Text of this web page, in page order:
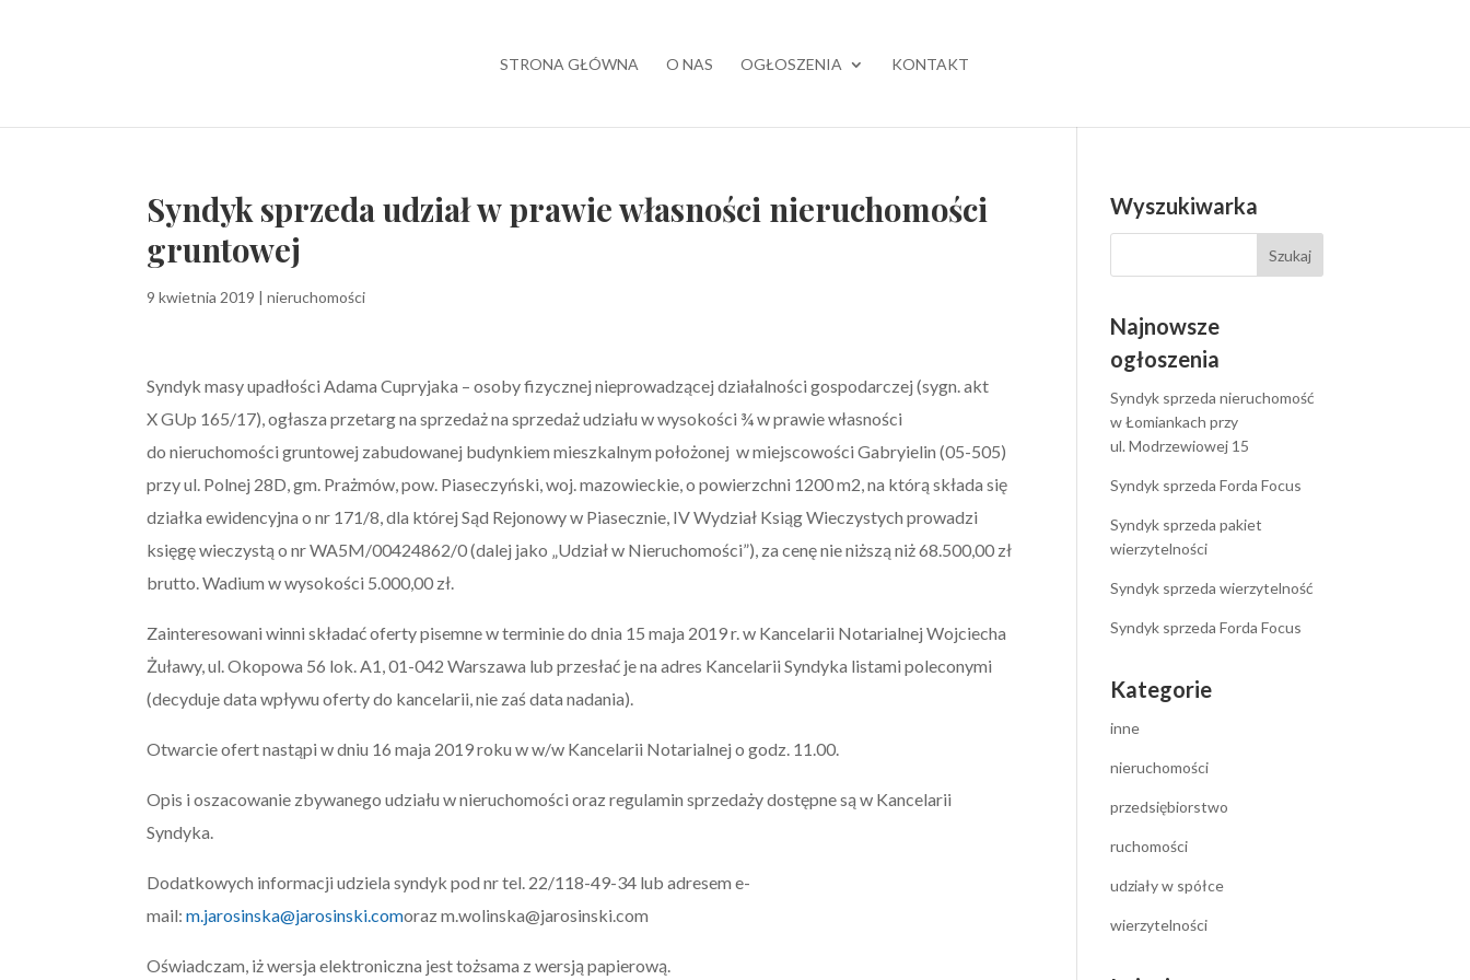
STRONA GŁÓWNA O NAS OGŁOSZENIA KONTAKT
Syndyk sprzeda udział w prawie własności nieruchomości
gruntowej
9 kwietnia 2019 |nieruchomości
Syndyk masy upadłości Adama Cupryjaka – osoby fizycznej nieprowadzącej działalności gospodarczej (sygn. akt
X GUp 165/17), ogłasza przetarg na sprzedaż na sprzedaż udziału w wysokości ¾ w prawie własności
do nieruchomości gruntowej zabudowanej budynkiem mieszkalnym położonej w miejscowości Gabryielin (05-505)
przy ul. Polnej 28D, gm. Prażmów, pow. Piaseczyński, woj. mazowieckie, o powierzchni 1200 m2, na którą składa się
działka ewidencyjna o nr 171/8, dla której Sąd Rejonowy w Piasecznie, IV Wydział Ksiąg Wieczystych prowadzi
księgę wieczystą o nr WA5M/00424862/0 (dalej jako „Udział w Nieruchomości”), za cenę nie niższą niż 68.500,00 zł
brutto. Wadium w wysokości 5.000,00 zł.
Zainteresowani winni składać oferty pisemne w terminie do dnia 15 maja 2019 r. w Kancelarii Notarialnej Wojciecha
Żuławy, ul. Okopowa 56 lok. A1, 01-042 Warszawa lub przesłać je na adres Kancelarii Syndyka listami poleconymi
(decyduje data wpływu oferty do kancelarii, nie zaś data nadania).
Otwarcie ofert nastąpi w dniu 16 maja 2019 roku w w/w Kancelarii Notarialnej o godz. 11.00.
Opis i oszacowanie zbywanego udziału w nieruchomości oraz regulamin sprzedaży dostępne są w Kancelarii
Syndyka.
Dodatkowych informacji udziela syndyk pod nr tel. 22/118-49-34 lub adresem e-
mail:m.jarosinska@jarosinski.comorazm.wolinska@jarosinski.com
Oświadczam, iż wersja elektroniczna jest tożsama z wersją papierową.
Wyszukiwarka
Najnowsze
ogłoszenia
Syndyk sprzeda nieruchomość
w Łomiankach przy
ul. Modrzewiowej 15
Syndyk sprzeda Forda Focus
Syndyk sprzeda pakiet
wierzytelności
Syndyk sprzeda wierzytelność
Syndyk sprzeda Forda Focus
Kategorie
inne
nieruchomości
przedsiębiorstwo
ruchomości
udziały w spółce
wierzytelności